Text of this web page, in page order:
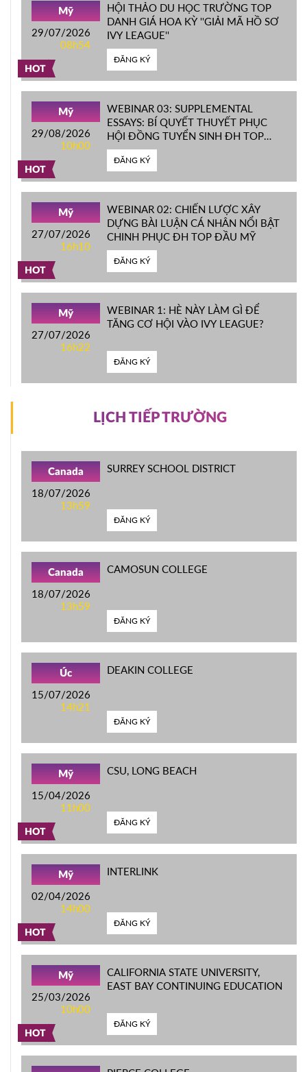
HOT
Mỹ
29/07/2026
08h54
HỘI THẢO DU HỌC TRƯỜNG TOP
DANH GIÁ HOA KỲ ''GIẢI MÃ HỒ SƠ
IVY LEAGUE''
ĐĂNG KÝ
HOT
Mỹ
29/08/2026
10h00
WEBINAR 03: SUPPLEMENTAL
ESSAYS: BÍ QUYẾT THUYẾT PHỤC
HỘI ĐỒNG TUYỂN SINH ĐH TOP
ĐẦU MỸ
ĐĂNG KÝ
HOT
Mỹ
27/07/2026
16h10
WEBINAR 02: CHIẾN LƯỢC XÂY
DỰNG BÀI LUẬN CÁ NHÂN NỔI BẬT
CHINH PHỤC ĐH TOP ĐẦU MỸ
ĐĂNG KÝ
Mỹ
27/07/2026
16h22
WEBINAR 1: HÈ NÀY LÀM GÌ ĐỂ
TĂNG CƠ HỘI VÀO IVY LEAGUE?
ĐĂNG KÝ
LỊCH TIẾP TRƯỜNG
Canada
18/07/2026
13h59
SURREY SCHOOL DISTRICT
ĐĂNG KÝ
Canada
18/07/2026
13h59
CAMOSUN COLLEGE
ĐĂNG KÝ
Úc
15/07/2026
14h21
DEAKIN COLLEGE
ĐĂNG KÝ
HOT
Mỹ
15/04/2026
11h00
CSU, LONG BEACH
ĐĂNG KÝ
HOT
Mỹ
02/04/2026
14h00
INTERLINK
ĐĂNG KÝ
HOT
Mỹ
25/03/2026
10h00
CALIFORNIA STATE UNIVERSITY,
EAST BAY CONTINUING EDUCATION
ĐĂNG KÝ